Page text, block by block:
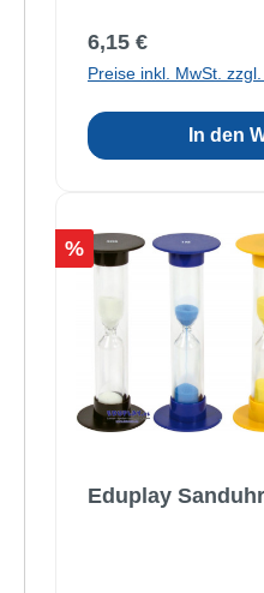
Regulärer Preis:
6,15 €
Preise inkl. MwSt.
In den
Rabatt
%
Eduplay